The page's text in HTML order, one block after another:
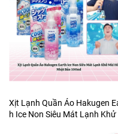
Xịt Lạnh Quần Áo Hakugen
h Ice Non Siêu Mát Lạnh Khử